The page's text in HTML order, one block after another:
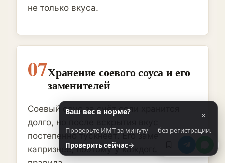
не только вкуса.
07Хранение соевого соуса и его
заменителей
Соевый соус за счёт соли хранится
долго, но после вскрытия вкус
постепенно тускнеет. Его заменители
капризнее, поэтому у каждого свои
Ваш вес в норме? ×
Проверьте ИМТ за минуту — без регистрации.
Проверить сейчас→